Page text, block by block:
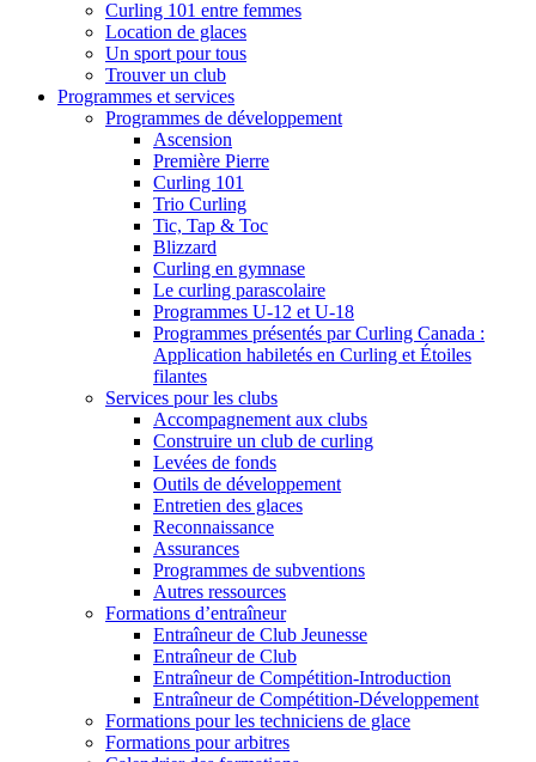
Curling 101 entre femmes
Location de glaces
Un sport pour tous
Trouver un club
Programmes et services
Programmes de développement
Ascension
Première Pierre
Curling 101
Trio Curling
Tic, Tap & Toc
Blizzard
Curling en gymnase
Le curling parascolaire
Programmes U-12 et U-18
Programmes présentés par Curling Canada :
Application habiletés en Curling et Étoiles
filantes
Services pour les clubs
Accompagnement aux clubs
Construire un club de curling
Levées de fonds
Outils de développement
Entretien des glaces
Reconnaissance
Assurances
Programmes de subventions
Autres ressources
Formations d’entraîneur
Entraîneur de Club Jeunesse
Entraîneur de Club
Entraîneur de Compétition-Introduction
Entraîneur de Compétition-Développement
Formations pour les techniciens de glace
Formations pour arbitres